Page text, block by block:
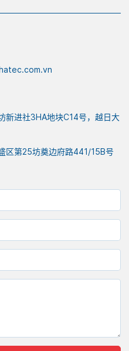
新进社3HA地块C14号，越日大
区第25坊奠边府路441/15B号